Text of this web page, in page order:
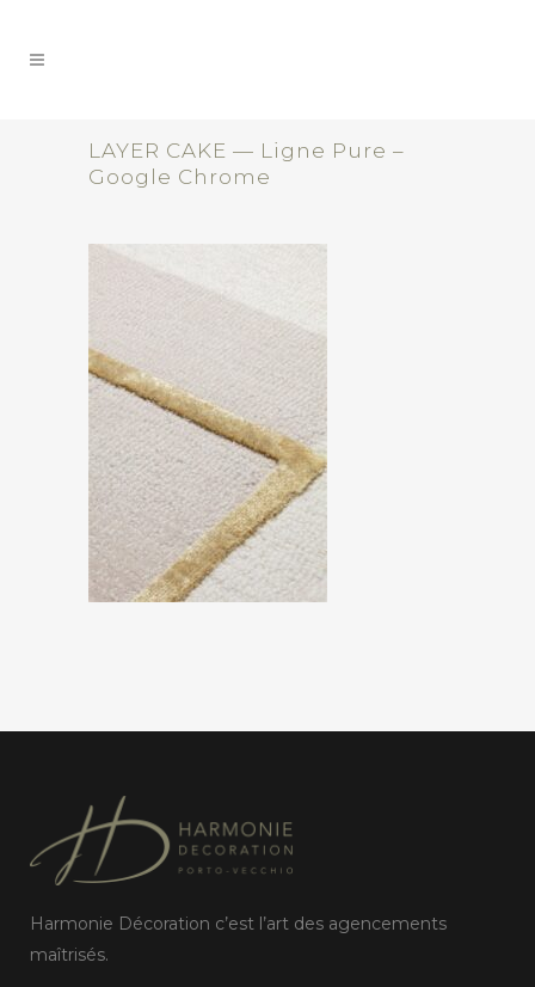
LAYER CAKE — Ligne Pure –
Google Chrome
Harmonie Décoration c’est l’art des agencements
maîtrisés.